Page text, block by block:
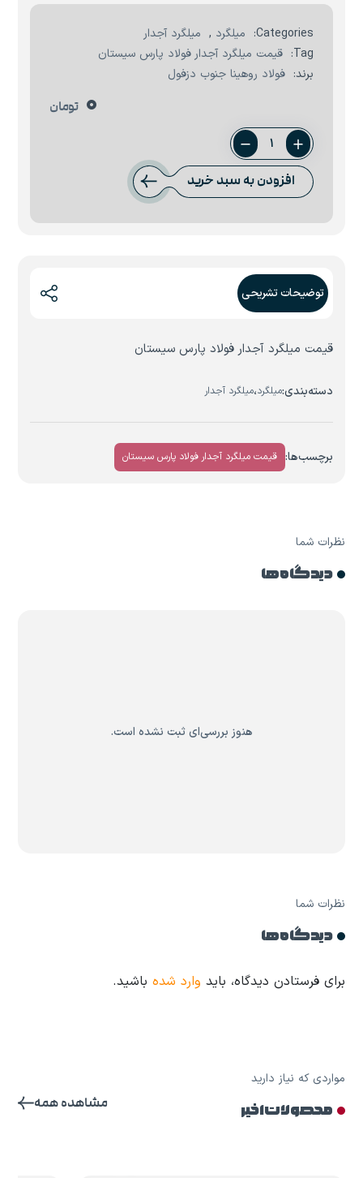
Categories: میلگرد , میلگرد آجدار
Tag:
قیمت میلگرد آجدار فولاد پارس سیستان
برند: فولاد روهینا جنوب دزفول
0 تومان
میلگرد
18
فولاد
افزودن به سبد خرید
توضیحات تشریحی
قیمت میلگرد آجدار فولاد پارس سیستان
دسته‌بندی:میلگرد،میلگرد آجدار
برچسب‌ها: قیمت میلگرد آجدار فولاد پارس سیستان
نظرات شما
دیدگاه ها
هنوز بررسی‌ای ثبت نشده است.
نظرات شما
دیدگاه ها
برای فرستادن دیدگاه، باید وارد شده باشید.
مواردی که نیاز دارید
محصولات اخیر مشاهده همه